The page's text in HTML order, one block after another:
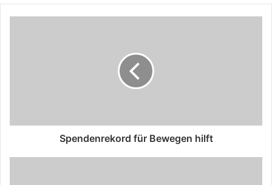
Spendenrekord für Bewegen hilft